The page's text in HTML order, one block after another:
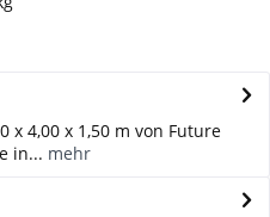
x 4,00 x 1,50 m von Future
in... mehr